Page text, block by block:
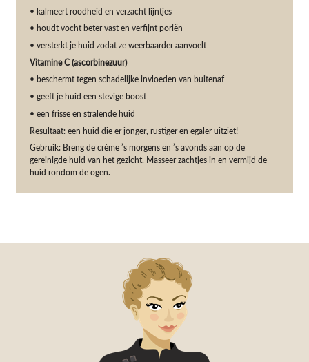
• kalmeert roodheid en verzacht lijntjes
• houdt vocht beter vast en verfijnt poriën
• versterkt je huid zodat ze weerbaarder aanvoelt
Vitamine C (ascorbinezuur)
• beschermt tegen schadelijke invloeden van buitenaf
• geeft je huid een stevige boost
• een frisse en stralende huid
Resultaat: een huid die er jonger, rustiger en egaler uitziet!
Gebruik: Breng de crème ’s morgens en ’s avonds aan op de
gereinigde huid van het gezicht. Masseer zachtjes in en vermijd de
huid rondom de ogen.